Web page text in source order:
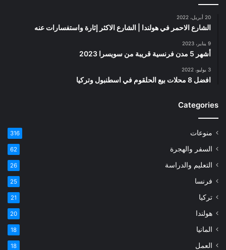
20 أبريل، 2022
الشارع الاحمر في هولندا | الشارع الاكثر إثارة واستفسارات عنه
9 يناير، 2023
أشهر 5 مدن فرنسية قريبة من سويسرا 2023
3 يوليو، 2022
افضل 8 محلات بيع الحلقوم في اسطنبول وتركيا
Categories
منوعات 316
السفر والهجرة 62
التعليم والدراسة 26
فرنسا 25
تركيا 21
هولندا 20
المانيا 18
العمل 18